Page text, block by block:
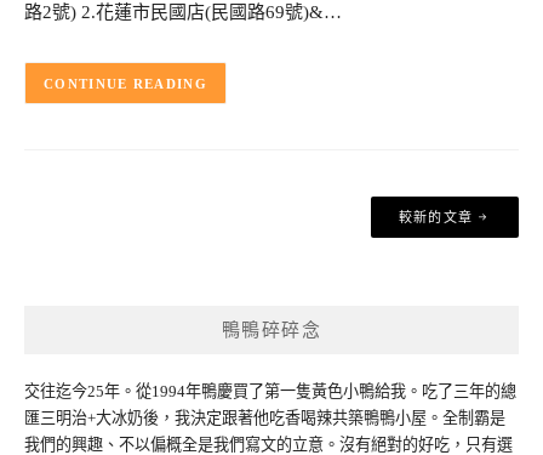
路2號) 2.花蓮市民國店(民國路69號)&…
CONTINUE READING
較新的文章
鴨鴨碎碎念
交往迄今25年。從1994年鴨慶買了第一隻黃色小鴨給我。吃了三年的總
匯三明治+大冰奶後，我決定跟著他吃香喝辣共築鴨鴨小屋。全制霸是
我們的興趣、不以偏概全是我們寫文的立意。沒有絕對的好吃，只有選